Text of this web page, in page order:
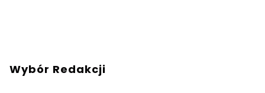
Wybór Redakcji